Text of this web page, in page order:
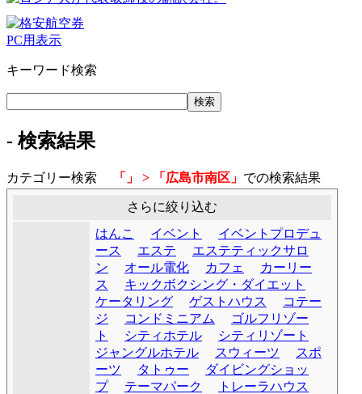
PC用表示
キーワード検索
- 検索結果
カテゴリー検索 「」 > 「広島市南区」 での検索結果
さらに絞り込む
はんこ イベント
イベントプロデュ
ース
エステ
エステティックサロ
ン
オール電化 カフェ
カーリー
ス
キックボクシング・ダイエット
ケータリング
ゲストハウス
コテー
ジ
コンドミニアム
ゴルフリゾー
ト
シティホテル
シティリゾート
ジャングルホテル
スウィーツ
スポ
ーツ
タトゥー
ダイビングショッ
プ
テーマパーク
トレーラハウス